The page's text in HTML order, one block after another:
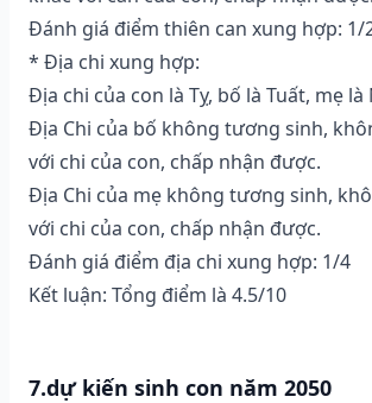
Đánh giá điểm thiên can xung hợp: 1/
* Địa chi xung hợp:
Địa chi của con là Tỵ, bố là Tuất, mẹ là
Địa Chi của bố không tương sinh,
với chi của con, chấp nhận được.
Địa Chi của mẹ không tương sinh,
với chi của con, chấp nhận được.
Đánh giá điểm địa chi xung hợp: 1/4
Kết luận: Tổng điểm là 4.5/10
7.dự kiến sinh con năm 2050